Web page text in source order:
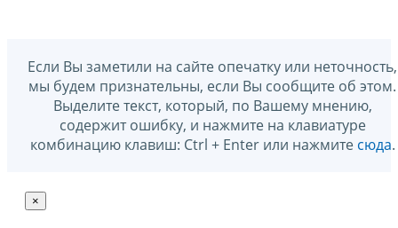
Если Вы заметили на сайте опечатку или неточность,
мы будем признательны, если Вы сообщите об этом.
Выделите текст, который, по Вашему мнению,
содержит ошибку, и нажмите на клавиатуре
комбинацию клавиш: Ctrl + Enter или нажмите сюда.
×